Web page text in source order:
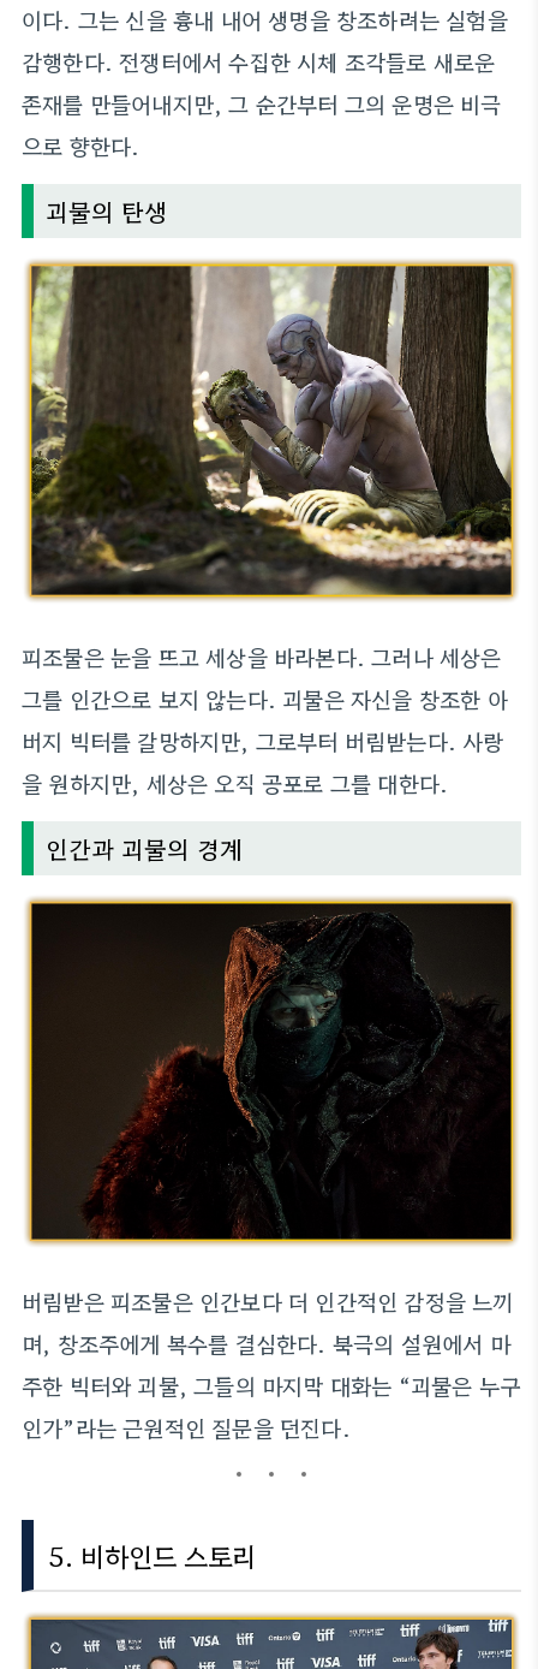
이다. 그는 신을 흉내 내어 생명을 창조하려는 실험을
감행한다. 전쟁터에서 수집한 시체 조각들로 새로운
존재를 만들어내지만, 그 순간부터 그의 운명은 비극
으로 향한다.
괴물의 탄생
피조물은 눈을 뜨고 세상을 바라본다. 그러나 세상은
그를 인간으로 보지 않는다. 괴물은 자신을 창조한 아
버지 빅터를 갈망하지만, 그로부터 버림받는다. 사랑
을 원하지만, 세상은 오직 공포로 그를 대한다.
인간과 괴물의 경계
버림받은 피조물은 인간보다 더 인간적인 감정을 느끼
며, 창조주에게 복수를 결심한다. 북극의 설원에서 마
주한 빅터와 괴물, 그들의 마지막 대화는 “괴물은 누구
인가”라는 근원적인 질문을 던진다.
5. 비하인드 스토리